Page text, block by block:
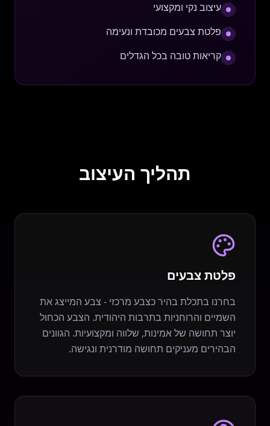
עיצוב נקי ומקצועי
פלטת צבעים מכובדת ונעימה
קריאות טובה בכל הגדלים
תהליך העיצוב
פלטת צבעים
בחרנו בתכלת בהיר כצבע מרכזי - צבע המייצג את
השמיים והרוחניות בתרבות היהודית. הצבע הכחול
יוצר תחושה של אמינות, שלווה ומקצועיות. הגוונים
הבהירים מעניקים תחושה מודרנית ונגישה.